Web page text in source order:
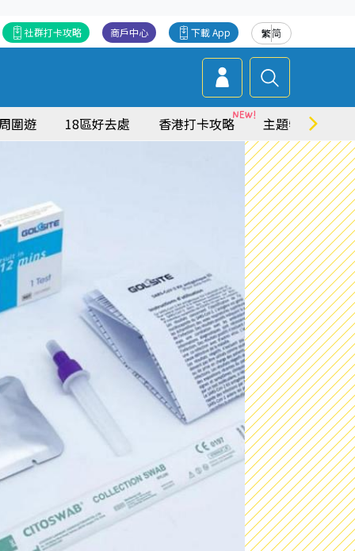
繁简
下載 App
商戶中心
社群打卡攻略
圍遊 18區好去處 香港打卡攻略 主題特集